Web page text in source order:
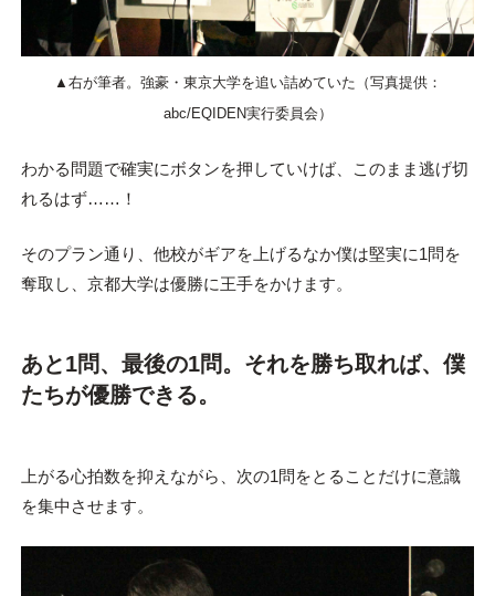
▲右が筆者。強豪・東京大学を追い詰めていた（写真提供：
abc/EQIDEN実行委員会）
わかる問題で確実にボタンを押していけば、このまま逃げ切
れるはず……！
そのプラン通り、他校がギアを上げるなか僕は堅実に1問を
奪取し、京都大学は優勝に王手をかけます。
あと1問、最後の1問。それを勝ち取れば、僕
たちが優勝できる。
上がる心拍数を抑えながら、次の1問をとることだけに意識
を集中させます。